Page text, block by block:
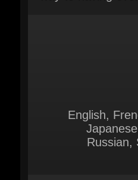
English,
Russian,
בין 5 דקות עד שעתיים ממועד